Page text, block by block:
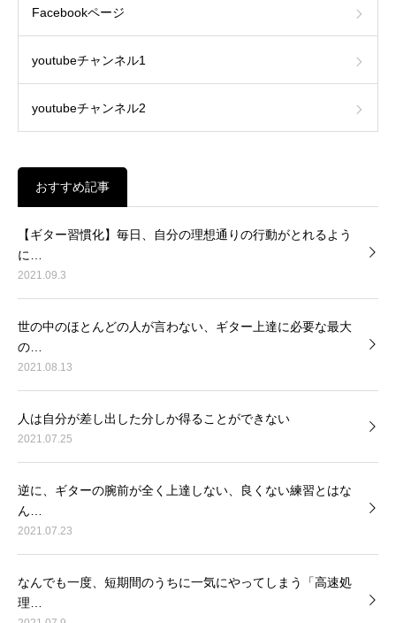
Facebookページ
youtubeチャンネル1
youtubeチャンネル2
おすすめ記事
【ギター習慣化】毎日、自分の理想通りの行動がとれるよう
に…
2021.09.3
世の中のほとんどの人が言わない、ギター上達に必要な最大
の…
2021.08.13
人は自分が差し出した分しか得ることができない
2021.07.25
逆に、ギターの腕前が全く上達しない、良くない練習とはな
ん…
2021.07.23
なんでも一度、短期間のうちに一気にやってしまう「高速処
理…